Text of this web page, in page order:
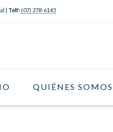
| Telf: (07) 278-6145
QUIÉNES SOMOS